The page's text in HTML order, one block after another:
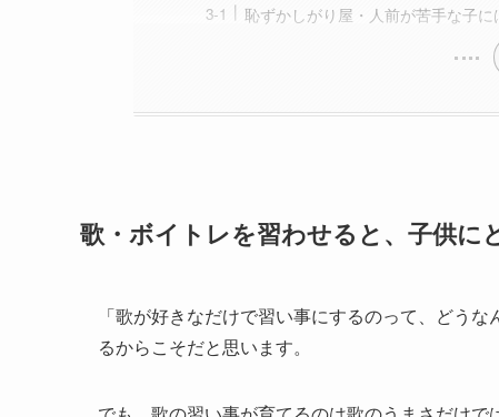
恥ずかしがり屋・人前が苦手な子
歌・ボイトレを習わせると、子供に
「歌が好きなだけで習い事にするのって、どう
るからこそだと思います。